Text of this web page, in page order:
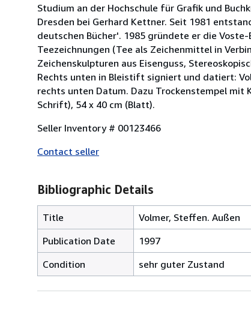
Studium an der Hochschule für Grafik und
Dresden bei Gerhard Kettner. Seit 1981
deutschen Bücher'. 1985 gründete er die
Teezeichnungen (Tee als Zeichenmittel in
Zeichenskulpturen aus Eisenguss,
Rechts unten in Bleistift signiert und datiert:
rechts unten Datum. Dazu Trockenstempel mit
Schrift), 54 x 40 cm (Blatt).
Seller Inventory # 00123466
Contact seller
Bibliographic Details
Title
Volmer, Steffen. Außen
Publication Date
1997
Condition
sehr guter Zustand